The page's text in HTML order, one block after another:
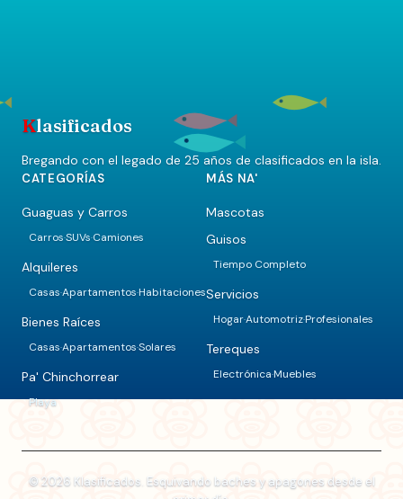
Klasificados
Bregando con el legado de 25 años de clasificados en la isla.
CATEGORÍAS
Guaguas y Carros
Carros·SUVs·Camiones
Alquileres
Casas·Apartamentos·Habitaciones
Bienes Raíces
Casas·Apartamentos·Solares
Pa' Chinchorrear
Playa
MÁS NA'
Mascotas
Guisos
Tiempo Completo
Servicios
Hogar·Automotriz·Profesionales
Tereques
Electrónica·Muebles
© 2026 Klasificados. Esquivando baches y apagones desde el